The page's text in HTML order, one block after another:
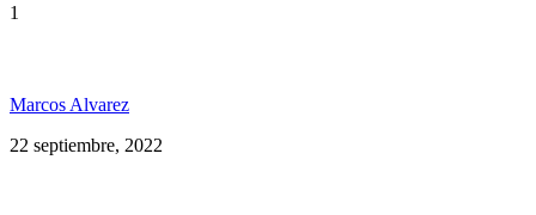
1
Marcos Alvarez
22 septiembre, 2022